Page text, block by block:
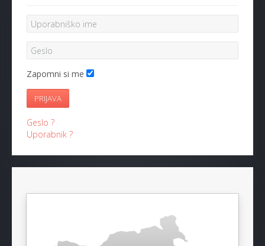
Zapomni si me
PRIJAVA
Geslo ?
Uporabnik ?